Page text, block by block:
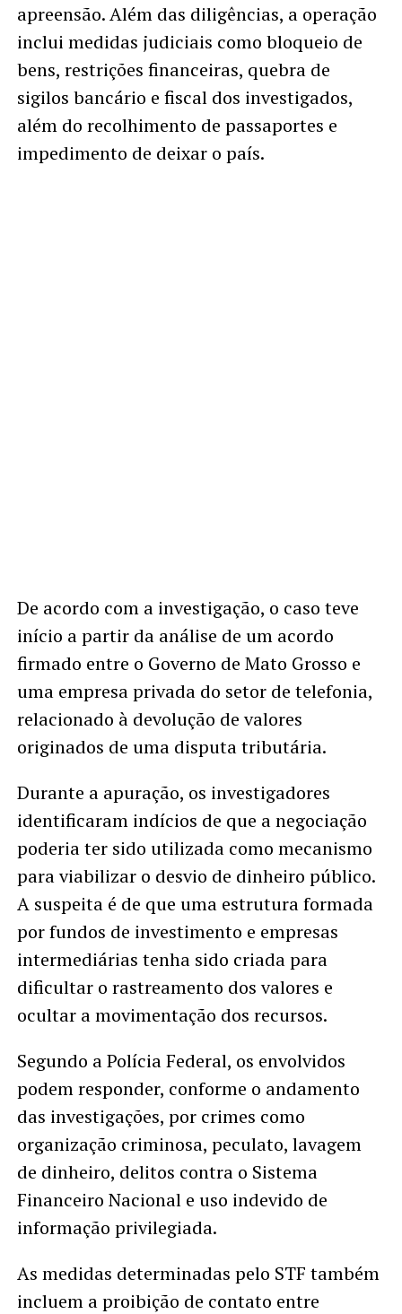
apreensão. Além das diligências, a operação
inclui medidas judiciais como bloqueio de
bens, restrições financeiras, quebra de
sigilos bancário e fiscal dos investigados,
além do recolhimento de passaportes e
impedimento de deixar o país.
De acordo com a investigação, o caso teve
início a partir da análise de um acordo
firmado entre o Governo de Mato Grosso e
uma empresa privada do setor de telefonia,
relacionado à devolução de valores
originados de uma disputa tributária.
Durante a apuração, os investigadores
identificaram indícios de que a negociação
poderia ter sido utilizada como mecanismo
para viabilizar o desvio de dinheiro público.
A suspeita é de que uma estrutura formada
por fundos de investimento e empresas
intermediárias tenha sido criada para
dificultar o rastreamento dos valores e
ocultar a movimentação dos recursos.
Segundo a Polícia Federal, os envolvidos
podem responder, conforme o andamento
das investigações, por crimes como
organização criminosa, peculato, lavagem
de dinheiro, delitos contra o Sistema
Financeiro Nacional e uso indevido de
informação privilegiada.
As medidas determinadas pelo STF também
incluem a proibição de contato entre